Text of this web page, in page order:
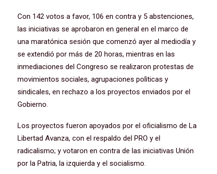
Con 142 votos a favor, 106 en contra y 5 abstenciones,
las iniciativas se aprobaron en general en el marco de
una maratónica sesión que comenzó ayer al mediodía y
se extendió por más de 20 horas, mientras en las
inmediaciones del Congreso se realizaron protestas de
movimientos sociales, agrupaciones polìticas y
sindicales, en rechazo a los proyectos enviados por el
Gobierno.
Los proyectos fueron apoyados por el oficialismo de La
Libertad Avanza, con el respaldo del PRO y el
radicalismo; y votaron en contra de las iniciativas Unión
por la Patria, la izquierda y el socialismo.